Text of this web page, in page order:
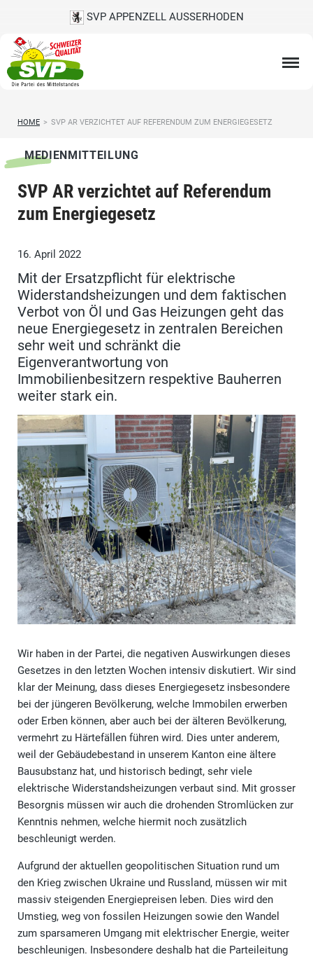
SVP APPENZELL AUSSERHODEN
HOME > SVP AR VERZICHTET AUF REFERENDUM ZUM ENERGIEGESETZ
MEDIENMITTEILUNG
SVP AR verzichtet auf Referendum
zum Energiegesetz
16. April 2022
Mit der Ersatzpflicht für elektrische
Widerstandsheizungen und dem faktischen
Verbot von Öl und Gas Heizungen geht das
neue Energiegesetz in zentralen Bereichen
sehr weit und schränkt die
Eigenverantwortung von
Immobilienbesitzern respektive Bauherren
weiter stark ein.
Wir haben in der Partei, die negativen Auswirkungen dieses
Gesetzes in den letzten Wochen intensiv diskutiert. Wir sind
klar der Meinung, dass dieses Energiegesetz insbesondere
bei der jüngeren Bevölkerung, welche Immobilen erwerben
oder Erben können, aber auch bei der älteren Bevölkerung,
vermehrt zu Härtefällen führen wird. Dies unter anderem,
weil der Gebäudebestand in unserem Kanton eine ältere
Bausubstanz hat, und historisch bedingt, sehr viele
elektrische Widerstandsheizungen verbaut sind. Mit grosser
Besorgnis müssen wir auch die drohenden Stromlücken zur
Kenntnis nehmen, welche hiermit noch zusätzlich
beschleunigt werden.
Aufgrund der aktuellen geopolitischen Situation rund um
den Krieg zwischen Ukraine und Russland, müssen wir mit
massiv steigenden Energiepreisen leben. Dies wird den
Umstieg, weg von fossilen Heizungen sowie den Wandel
zum sparsameren Umgang mit elektrischer Energie, weiter
beschleunigen. Insbesondere deshalb hat die Parteileitung